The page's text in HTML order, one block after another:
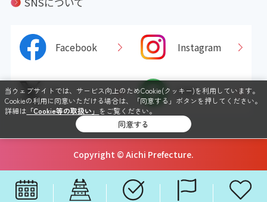
Facebook Instagram
X LINE
Copyright © Aichi Prefecture.
当ウェブサイトでは、サービス向上のためCookie(クッキー)を利用しています。
Cookieの利用に同意いただける場合は、「同意する」ボタンを押してください。
詳細は 「Cookie等の取扱い」 をご覧ください。
同意する